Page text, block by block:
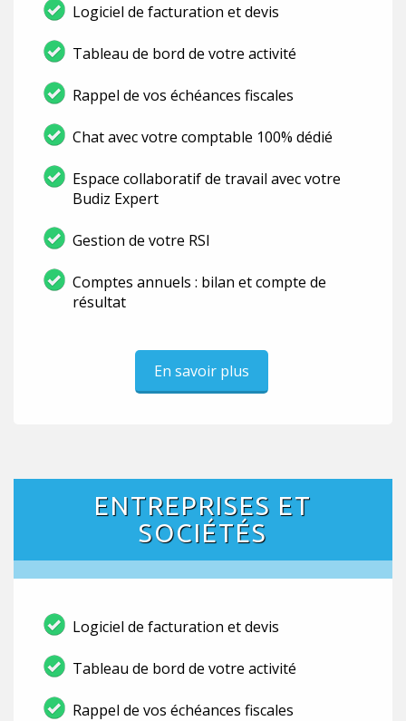
Logiciel de facturation et devis
Tableau de bord de votre activité
Rappel de vos échéances fiscales
Chat avec votre comptable 100% dédié
Espace collaboratif de travail avec votre
Budiz Expert
Gestion de votre RSI
Comptes annuels : bilan et compte de
résultat
En savoir plus
ENTREPRISES ET
SOCIÉTÉS
Logiciel de facturation et devis
Tableau de bord de votre activité
Rappel de vos échéances fiscales